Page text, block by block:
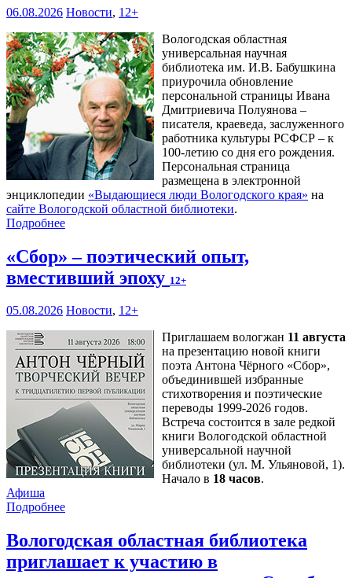
06.08.2026 Новости, 12+
Вологодская областная
универсальная научная
библиотека им. И.В. Бабушкина
приурочила обновление
персональной страницы Ивана
Дмитриевича Полуянова –
писателя, краеведа, заслуженного
работника культуры РСФСР – к
100‑летию со дня его рождения.
Персональная страница
размещена в электронной
энциклопедии «Выдающиеся люди Вологодского края» на
сайте Вологодской областной библиотеки.
Подробнее
«Сбор» – поэтический опыт,
вместивший эпоху 12+
05.08.2026 Новости, 12+
Приглашаем вологжан 11 августа
на презентацию новой книги
поэта Антона Чёрного «Сбор»,
объединившей избранные
стихотворения и поэтические
переводы 1999-2026 годов.
Встреча состоится в зале редкой
книги Вологодской областной
универсальной научной
библиотеки (ул. М. Ульяновой, 1).
Начало в 18 часов.
Афиша
Подробнее
Вологодская областная библиотека
приглашает к участию в